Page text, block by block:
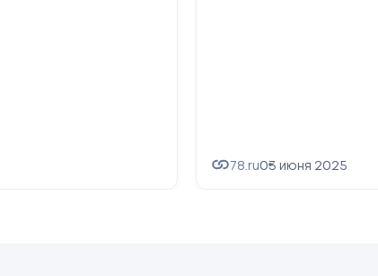
78.ru03 июня 2025